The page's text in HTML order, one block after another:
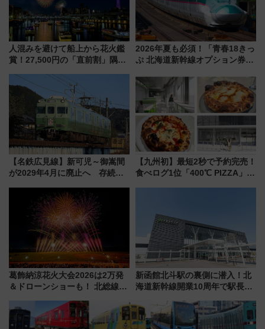
人混みを避けて船上から花火鑑
賞！27,500円の「直前割」隅田
メも持ち込みOK
2026年夏も必須！「青春18きっ
ぷ 北海道新幹線オプション券」
の罠
【名鉄広見線】新可児～御嵩間
が2029年4月に廃止へ 存続協
【九州初】最短2秒で予約完売！
食べログ1位「400℃ PIZZA」が
葛飾納涼花火大会2026は2万発
＆ドローンショーも！ 北総線を
車、観覧スポット情報と周辺観
光まとめ（7/28開催）
新函館北斗駅の裏側に潜入！北
海道新幹線開業10周年で駅長
ト 参加方法や体験内容を紹介